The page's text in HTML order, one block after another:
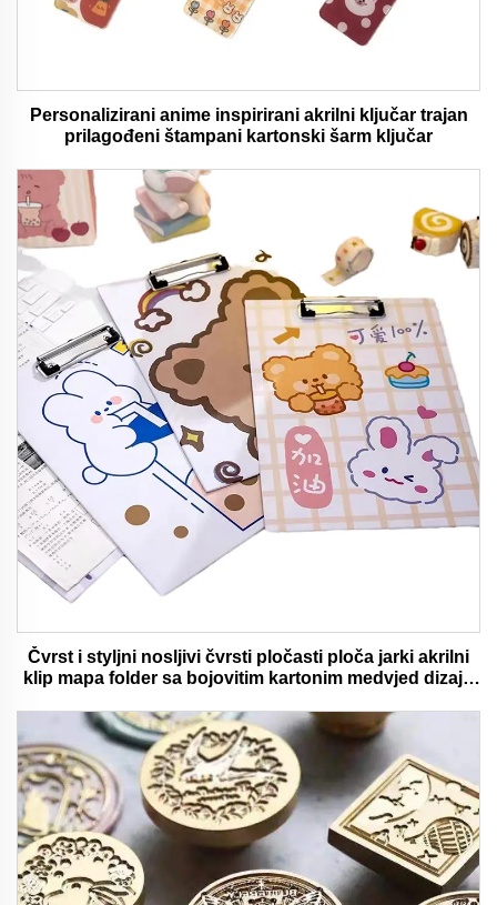
Personalizirani anime inspirirani akrilni ključar trajan
prilagođeni štampani kartonski šarm ključar
Čvrst i styljni nosljivi čvrsti pločasti ploča jarki akrilni
klip mapa folder sa bojovitim kartonim medvjed dizajn